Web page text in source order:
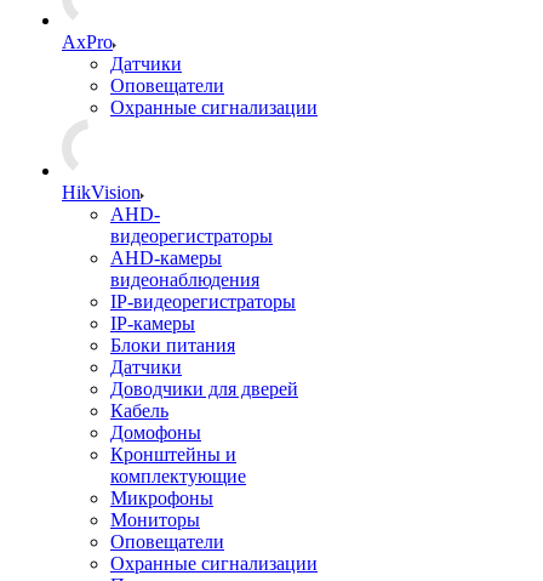
AxPro
Датчики
Оповещатели
Охранные сигнализации
HikVision
AHD-
видеорегистраторы
AHD-камеры
видеонаблюдения
IP-видеорегистраторы
IP-камеры
Блоки питания
Датчики
Доводчики для дверей
Кабель
Домофоны
Кронштейны и
комплектующие
Микрофоны
Мониторы
Оповещатели
Охранные сигнализации